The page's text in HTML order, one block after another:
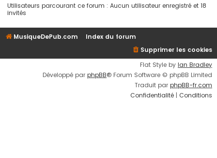
Utilisateurs parcourant ce forum : Aucun utilisateur enregistré et 18
invités
MusiqueDePub.com
Index du forum
Supprimer les cookies
Flat Style by Ian Bradley
Développé par phpBB® Forum Software © phpBB Limited
Traduit par phpBB-fr.com
Confidentialité
Conditions